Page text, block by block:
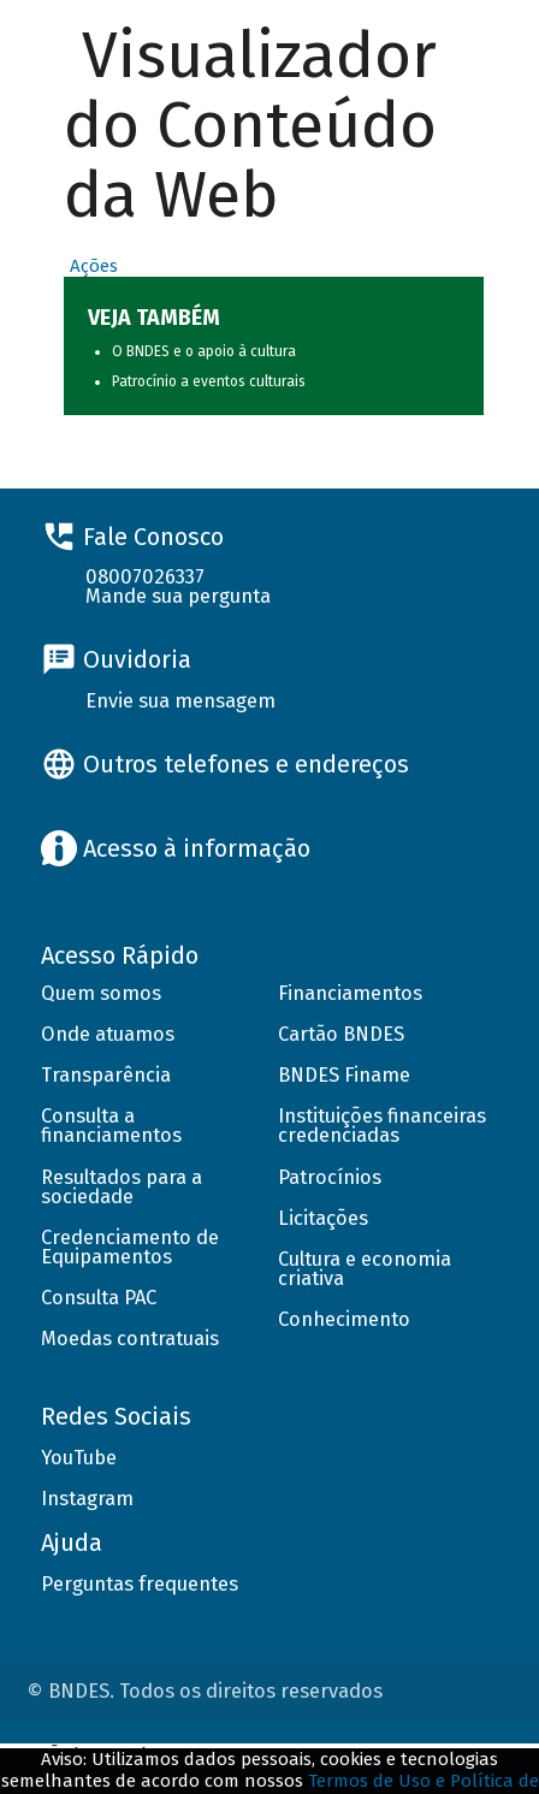
Visualizador
do Conteúdo
da Web
Ações
VEJA TAMBÉM
O BNDES e o apoio à cultura
Patrocínio a eventos culturais
Fale Conosco
08007026337
Mande sua pergunta
Ouvidoria
Envie sua mensagem
Outros telefones e endereços
Acesso à informação
Acesso Rápido
Quem somos
Onde atuamos
Transparência
Consulta a
financiamentos
Resultados para a
sociedade
Credenciamento de
Equipamentos
Consulta PAC
Moedas contratuais
Financiamentos
Cartão BNDES
BNDES Finame
Instituições financeiras
credenciadas
Patrocínios
Licitações
Cultura e economia
criativa
Conhecimento
Redes Sociais
YouTube
Instagram
Ajuda
Perguntas frequentes
© BNDES. Todos os direitos reservados
Aviso: Utilizamos dados pessoais, cookies e tecnologias
semelhantes de acordo com nossos Termos de Uso e Política de
ConteÃºdo complementar